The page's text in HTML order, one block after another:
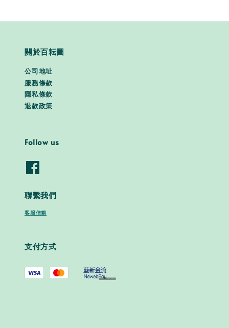
關於百耘圖
公司地址
服務條款
隱私條款
退款政策
Follow us
聯繫我們
客服信箱
支付方式